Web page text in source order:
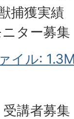
捕獲実績
ター募集
イル:
受講者募